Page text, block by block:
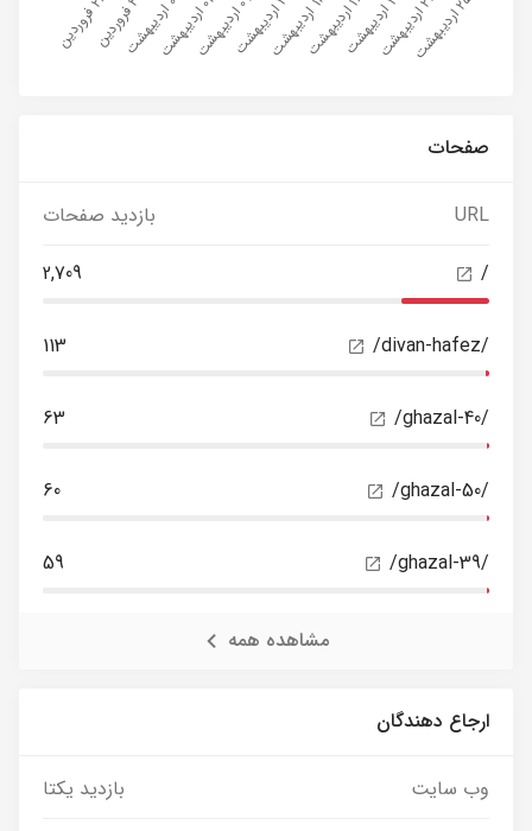
صفحات
URL
بازدید صفحات
/
2,709
/divan-hafez/
113
/ghazal-40/
63
/ghazal-50/
60
/ghazal-39/
59
مشاهده همه
ارجاع دهندگان
وب سایت
بازدید یکتا